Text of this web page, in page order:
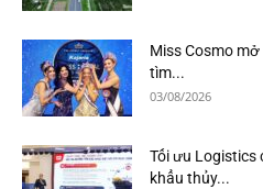
Miss Cosmo
tìm...
03/08/2026
Tối ưu Logistics
khẩu thủy...